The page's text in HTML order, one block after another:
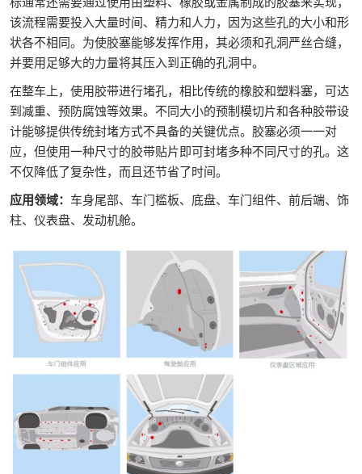
该流程需要投入大量时间、精力和人力，因为这些孔的大小和形
状各不相同。为使胶塞能够发挥作用，其必须和孔洞严丝合缝，
并要用足够大的力量将其压入到正确的孔洞中。
在整车上，使用胶带进行堵孔，相比传统的橡胶和塑料塞，可达
到减重、预防腐蚀等效果。不同大小的预制模切片和各种胶带设
计能够提供传统封堵方式不具备的关键优点。胶塞必须一一对
应，但使用一种尺寸的胶带贴片即可封堵多种不同尺寸的孔。这
不仅降低了复杂性，而且还节省了时间。
应用领域： 车身尾部、车门槛板、底盘、车门组件、前后端、饰
柱、仪表盘、发动机舱。